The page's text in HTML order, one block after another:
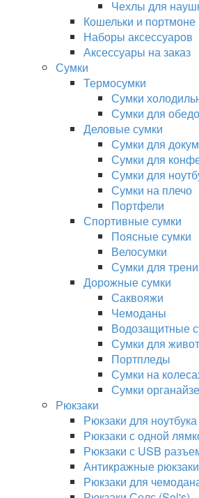
Чехлы для
Кошельки и портмоне
Наборы аксессуаров
Аксессуары на заказ
Сумки
Термосумки
Сумки
Сумки для
Деловые сумки
Сумки для
Сумки для
Сумки для
Сумки на плечо
Портфели
Спортивные сумки
Поясные сумки
Велосумки
Сумки для
Дорожные сумки
Саквояжи
Чемоданы
Водозащитные
Сумки для
Портпледы
Сумки на
Сумки
Рюкзаки
Рюкзаки для ноутбука
Рюкзаки с одной
Рюкзаки с USB
Антикражные рюкзаки
Рюкзаки для